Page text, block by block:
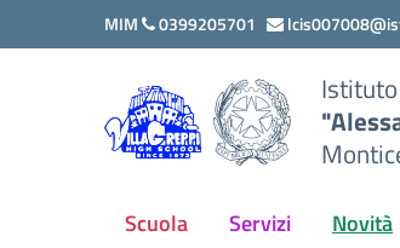
Vai ai contenuti
Vai al menu di navigazione
MIM 0399205701
Scuola Servizi Novità